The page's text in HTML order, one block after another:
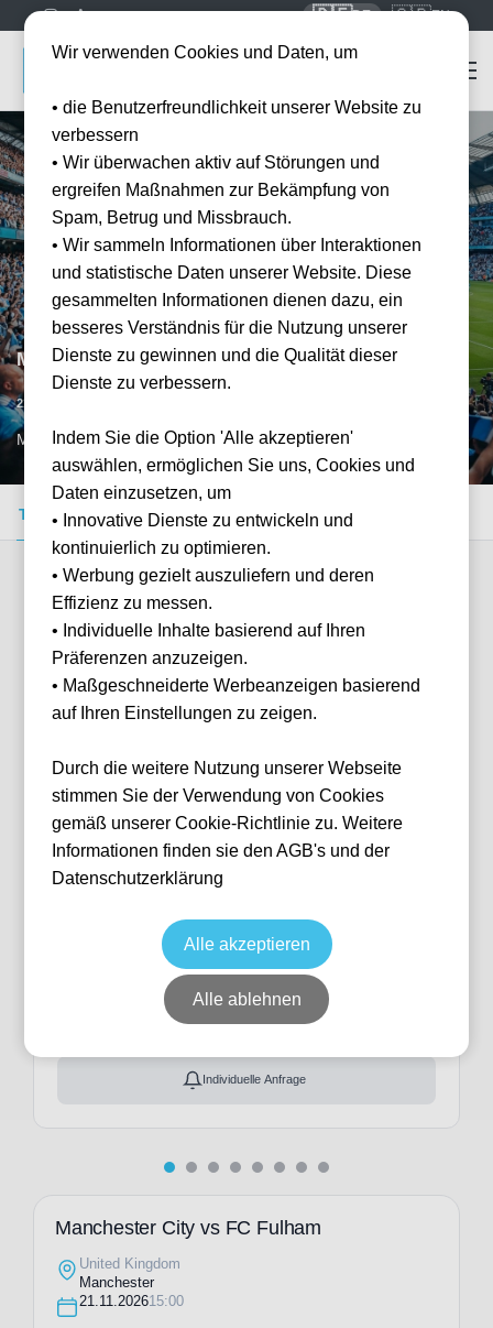
🇩🇪DE 🇬🇧EN
Manchester City vs FC Fulham
21.11.2026
MAN, GB
Tickets kaufen Event-Info FAQ
Verfügbare Kategorien (8)
93:20 Lounge
15:00
10 verfügbar
Vereinigtes Königreich
Etihad Stadium
Ticket(s) + Hotel
Individuelle Anfrage
Manchester City vs FC Fulham
United Kingdom
Manchester
21.11.202615:00
Wir verwenden Cookies und Daten, um
• die Benutzerfreundlichkeit unserer Website zu
verbessern
• Wir überwachen aktiv auf Störungen und
ergreifen Maßnahmen zur Bekämpfung von
Spam, Betrug und Missbrauch.
• Wir sammeln Informationen über Interaktionen
und statistische Daten unserer Website. Diese
gesammelten Informationen dienen dazu, ein
besseres Verständnis für die Nutzung unserer
Dienste zu gewinnen und die Qualität dieser
Dienste zu verbessern.
Indem Sie die Option 'Alle akzeptieren'
auswählen, ermöglichen Sie uns, Cookies und
Daten einzusetzen, um
• Innovative Dienste zu entwickeln und
kontinuierlich zu optimieren.
• Werbung gezielt auszuliefern und deren
Effizienz zu messen.
• Individuelle Inhalte basierend auf Ihren
Präferenzen anzuzeigen.
• Maßgeschneiderte Werbeanzeigen basierend
auf Ihren Einstellungen zu zeigen.
Durch die weitere Nutzung unserer Webseite
stimmen Sie der Verwendung von Cookies
gemäß unserer Cookie-Richtlinie zu. Weitere
Informationen finden sie den AGB's und der
Datenschutzerklärung
Alle akzeptieren
Alle ablehnen